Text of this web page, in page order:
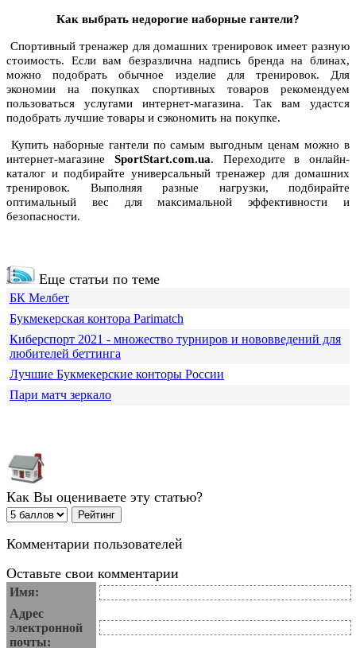
Как выбрать недорогие наборные гантели?
Спортивный тренажер для домашних тренировок имеет разную
стоимость. Если вам безразлична надпись бренда на блинах,
можно подобрать обычное изделие для тренировок. Для
экономии на покупках спортивных товаров рекомендуем
пользоваться услугами интернет-магазина. Так вам удастся
подобрать лучшие товары и сэкономить на покупке.
Купить наборные гантели по самым выгодным ценам можно в
интернет-магазине SportStart.com.ua. Переходите в онлайн-
каталог и подбирайте универсальный тренажер для домашних
тренировок. Выполняя разные нагрузки, подбирайте
оптимальный вес для максимальной эффективности и
безопасности.
Еще статьи по теме
БК Мелбет
Букмекерская контора Parimatch
Киберспорт 2021 - множество турниров и нововведений для
любителей беттинга
Лучшие Букмекерские конторы России
Пари матч зеркало
Как Вы оцениваете эту статью?
Комментарии пользователей
Оставьте свои комментарии
Имя:
Адрес
электронной
почты: